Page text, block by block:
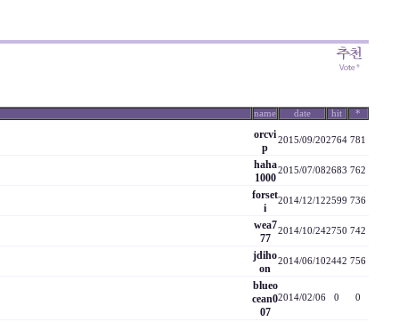
name date hit *
orcvi
p
2015/09/202764 781
haha
1000
2015/07/082683 762
forset
i
2014/12/122599 736
wea7
77
2014/10/242750 742
jdiho
on
2014/06/102442 756
blueo
cean0
07
2014/02/06 0 0